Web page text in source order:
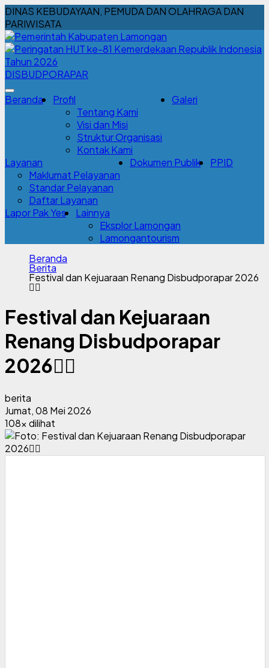
DINAS KEBUDAYAAN, PEMUDA DAN OLAHRAGA DAN
PARIWISATA
DISBUDPORAPAR
Beranda
Profil
Tentang Kami
Visi dan Misi
Struktur Organisasi
Kontak Kami
Galeri
Layanan
Maklumat Pelayanan
Standar Pelayanan
Daftar Layanan
Dokumen Publik PPID
Lapor Pak Yes
Lainnya
Eksplor Lamongan
Lamongantourism
Beranda
Berita
Festival dan Kejuaraan Renang Disbudporapar 2026
🏊‍♀️
Festival dan Kejuaraan
Renang Disbudporapar
2026🏊‍♀️
berita
Jumat, 08 Mei 2026
108x dilihat